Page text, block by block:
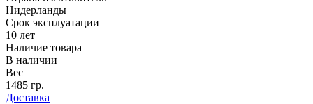
Нидерланды
Срок эксплуатации
10 лет
Наличие товара
В наличии
Вес
1485 гр.
Доставка